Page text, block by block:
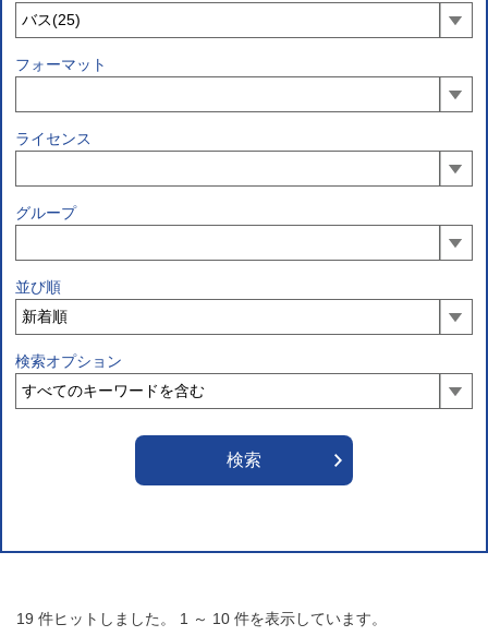
フォーマット
ライセンス
グループ
並び順
検索オプション
19 件ヒットしました。 1 ～ 10 件を表示しています。